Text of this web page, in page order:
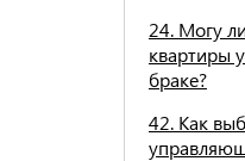
24. Могу
квартиры
браке?
42. Как